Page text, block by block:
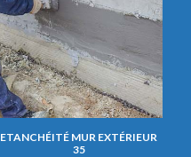
ETANCHÉITÉ MUR EXTÉRIEUR
35